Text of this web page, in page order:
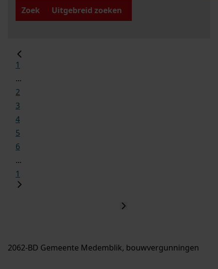
Zoek
Uitgebreid zoeken
1
...
2
3
4
5
6
...
1
2062-BD Gemeente Medemblik, bouwvergunningen